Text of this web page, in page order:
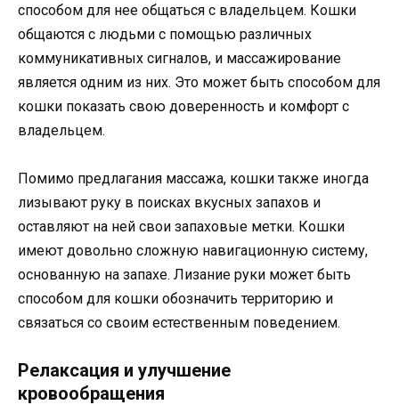
способом для нее общаться с владельцем. Кошки
общаются с людьми с помощью различных
коммуникативных сигналов, и массажирование
является одним из них. Это может быть способом для
кошки показать свою доверенность и комфорт с
владельцем.
Помимо предлагания массажа, кошки также иногда
лизывают руку в поисках вкусных запахов и
оставляют на ней свои запаховые метки. Кошки
имеют довольно сложную навигационную систему,
основанную на запахе. Лизание руки может быть
способом для кошки обозначить территорию и
связаться со своим естественным поведением.
Релаксация и улучшение
кровообращения